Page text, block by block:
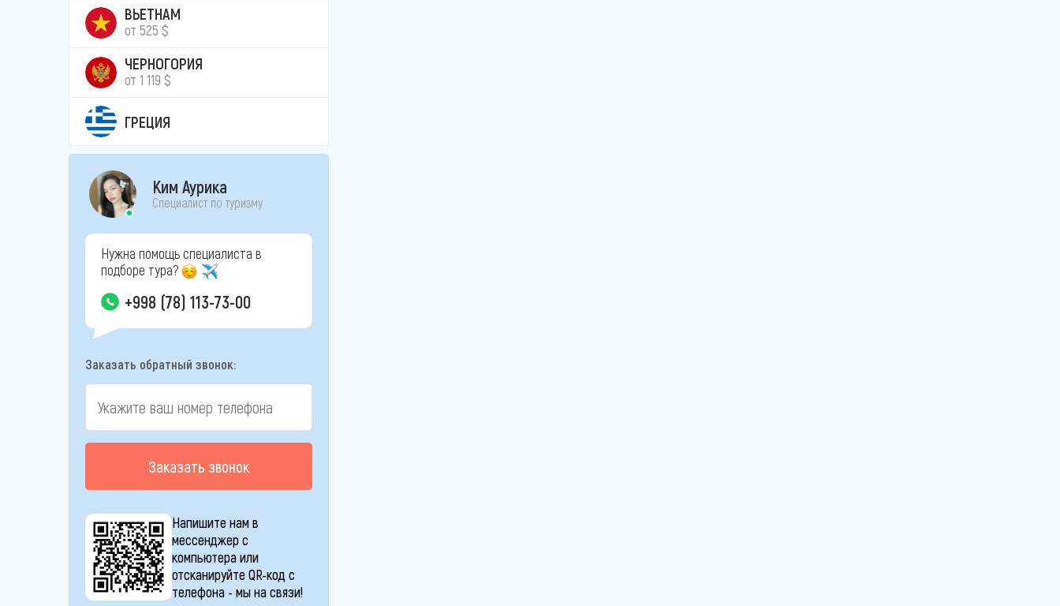
ВЬЕТНАМ
от 525 $
ЧЕРНОГОРИЯ
от 1 119 $
ГРЕЦИЯ
Ким Аурика
Специалист по туризму
Нужна помощь специалиста в
подборе тура?
+998 (78) 113-73-00
Заказать обратный звонок:
Заказать звонок
Напишите нам в
мессенджер с
компьютера или
отсканируйте QR-код с
телефона - мы на связи!